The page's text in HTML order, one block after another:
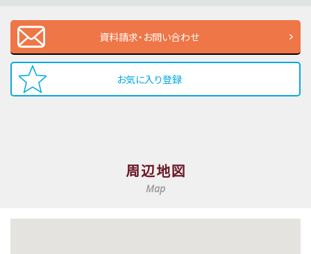
資料請求・お問い合わせ
お気に入り登録
周辺地図
Map